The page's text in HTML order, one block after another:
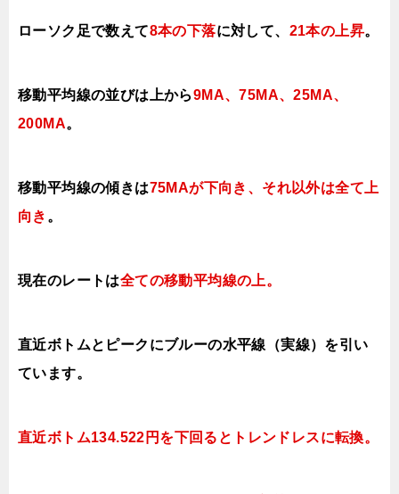
ローソク足で数えて8本の下落に対して、 21本の上昇。
移動平均線の並びは上から9MA、75MA、25MA、
200MA。
移動平均線の傾きは75MAが下向き、それ以外は全て上
向き 。
現在のレートは全ての移動平均線の上。
直近ボトムとピークにブルーの水平線（実線）を引い
ています。
直近ボトム134.522円を下回ると トレンドレスに転換。